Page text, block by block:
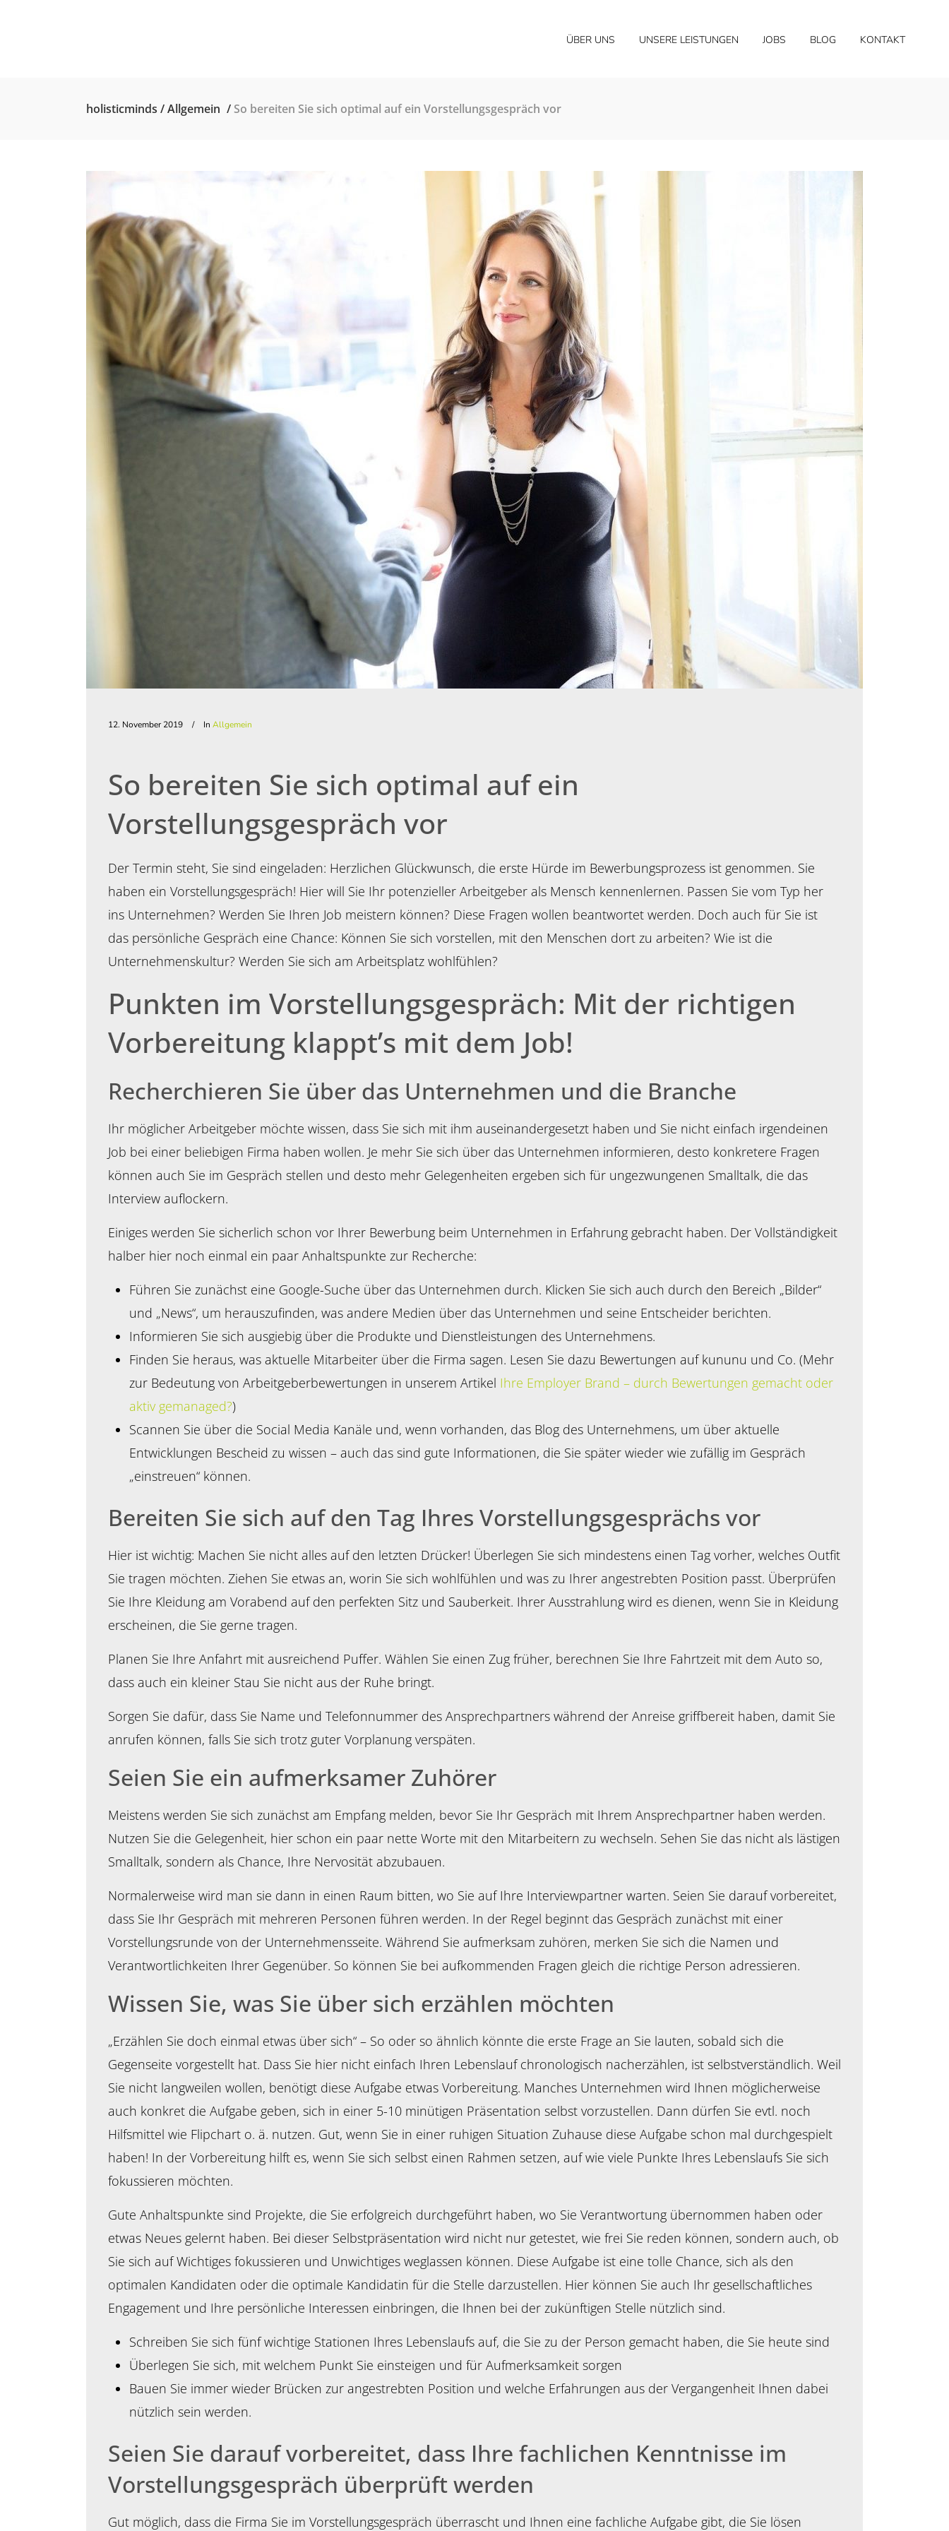
ÜBER UNS UNSERE LEISTUNGEN JOBS BLOG KONTAKT
holisticminds /Allgemein /So bereiten Sie sich optimal auf ein Vorstellungsgespräch vor
12. November 2019 In Allgemein
So bereiten Sie sich optimal auf ein
Vorstellungsgespräch vor
Der Termin steht, Sie sind eingeladen: Herzlichen Glückwunsch, die erste Hürde im Bewerbungsprozess ist genommen. Sie
haben ein Vorstellungsgespräch! Hier will Sie Ihr potenzieller Arbeitgeber als Mensch kennenlernen. Passen Sie vom Typ her
ins Unternehmen? Werden Sie Ihren Job meistern können? Diese Fragen wollen beantwortet werden. Doch auch für Sie ist
das persönliche Gespräch eine Chance: Können Sie sich vorstellen, mit den Menschen dort zu arbeiten? Wie ist die
Unternehmenskultur? Werden Sie sich am Arbeitsplatz wohlfühlen?
Punkten im Vorstellungsgespräch: Mit der richtigen
Vorbereitung klappt’s mit dem Job!
Recherchieren Sie über das Unternehmen und die Branche
Ihr möglicher Arbeitgeber möchte wissen, dass Sie sich mit ihm auseinandergesetzt haben und Sie nicht einfach irgendeinen
Job bei einer beliebigen Firma haben wollen. Je mehr Sie sich über das Unternehmen informieren, desto konkretere Fragen
können auch Sie im Gespräch stellen und desto mehr Gelegenheiten ergeben sich für ungezwungenen Smalltalk, die das
Interview auflockern.
Einiges werden Sie sicherlich schon vor Ihrer Bewerbung beim Unternehmen in Erfahrung gebracht haben. Der Vollständigkeit
halber hier noch einmal ein paar Anhaltspunkte zur Recherche:
Führen Sie zunächst eine Google-Suche über das Unternehmen durch. Klicken Sie sich auch durch den Bereich „Bilder“
und „News“, um herauszufinden, was andere Medien über das Unternehmen und seine Entscheider berichten.
Informieren Sie sich ausgiebig über die Produkte und Dienstleistungen des Unternehmens.
Finden Sie heraus, was aktuelle Mitarbeiter über die Firma sagen. Lesen Sie dazu Bewertungen auf kununu und Co. (Mehr
zur Bedeutung von Arbeitgeberbewertungen in unserem Artikel Ihre Employer Brand – durch Bewertungen gemacht oder
aktiv gemanaged?)
Scannen Sie über die Social Media Kanäle und, wenn vorhanden, das Blog des Unternehmens, um über aktuelle
Entwicklungen Bescheid zu wissen – auch das sind gute Informationen, die Sie später wieder wie zufällig im Gespräch
„einstreuen“ können.
Bereiten Sie sich auf den Tag Ihres Vorstellungsgesprächs vor
Hier ist wichtig: Machen Sie nicht alles auf den letzten Drücker! Überlegen Sie sich mindestens einen Tag vorher, welches Outfit
Sie tragen möchten. Ziehen Sie etwas an, worin Sie sich wohlfühlen und was zu Ihrer angestrebten Position passt. Überprüfen
Sie Ihre Kleidung am Vorabend auf den perfekten Sitz und Sauberkeit. Ihrer Ausstrahlung wird es dienen, wenn Sie in Kleidung
erscheinen, die Sie gerne tragen.
Planen Sie Ihre Anfahrt mit ausreichend Puffer. Wählen Sie einen Zug früher, berechnen Sie Ihre Fahrtzeit mit dem Auto so,
dass auch ein kleiner Stau Sie nicht aus der Ruhe bringt.
Sorgen Sie dafür, dass Sie Name und Telefonnummer des Ansprechpartners während der Anreise griffbereit haben, damit Sie
anrufen können, falls Sie sich trotz guter Vorplanung verspäten.
Seien Sie ein aufmerksamer Zuhörer
Meistens werden Sie sich zunächst am Empfang melden, bevor Sie Ihr Gespräch mit Ihrem Ansprechpartner haben werden.
Nutzen Sie die Gelegenheit, hier schon ein paar nette Worte mit den Mitarbeitern zu wechseln. Sehen Sie das nicht als lästigen
Smalltalk, sondern als Chance, Ihre Nervosität abzubauen.
Normalerweise wird man sie dann in einen Raum bitten, wo Sie auf Ihre Interviewpartner warten. Seien Sie darauf vorbereitet,
dass Sie Ihr Gespräch mit mehreren Personen führen werden. In der Regel beginnt das Gespräch zunächst mit einer
Vorstellungsrunde von der Unternehmensseite. Während Sie aufmerksam zuhören, merken Sie sich die Namen und
Verantwortlichkeiten Ihrer Gegenüber. So können Sie bei aufkommenden Fragen gleich die richtige Person adressieren.
Wissen Sie, was Sie über sich erzählen möchten
„Erzählen Sie doch einmal etwas über sich“ – So oder so ähnlich könnte die erste Frage an Sie lauten, sobald sich die
Gegenseite vorgestellt hat. Dass Sie hier nicht einfach Ihren Lebenslauf chronologisch nacherzählen, ist selbstverständlich. Weil
Sie nicht langweilen wollen, benötigt diese Aufgabe etwas Vorbereitung. Manches Unternehmen wird Ihnen möglicherweise
auch konkret die Aufgabe geben, sich in einer 5-10 minütigen Präsentation selbst vorzustellen. Dann dürfen Sie evtl. noch
Hilfsmittel wie Flipchart o. ä. nutzen. Gut, wenn Sie in einer ruhigen Situation Zuhause diese Aufgabe schon mal durchgespielt
haben! In der Vorbereitung hilft es, wenn Sie sich selbst einen Rahmen setzen, auf wie viele Punkte Ihres Lebenslaufs Sie sich
fokussieren möchten.
Gute Anhaltspunkte sind Projekte, die Sie erfolgreich durchgeführt haben, wo Sie Verantwortung übernommen haben oder
etwas Neues gelernt haben. Bei dieser Selbstpräsentation wird nicht nur getestet, wie frei Sie reden können, sondern auch, ob
Sie sich auf Wichtiges fokussieren und Unwichtiges weglassen können. Diese Aufgabe ist eine tolle Chance, sich als den
optimalen Kandidaten oder die optimale Kandidatin für die Stelle darzustellen. Hier können Sie auch Ihr gesellschaftliches
Engagement und Ihre persönliche Interessen einbringen, die Ihnen bei der zukünftigen Stelle nützlich sind.
Schreiben Sie sich fünf wichtige Stationen Ihres Lebenslaufs auf, die Sie zu der Person gemacht haben, die Sie heute sind
Überlegen Sie sich, mit welchem Punkt Sie einsteigen und für Aufmerksamkeit sorgen
Bauen Sie immer wieder Brücken zur angestrebten Position und welche Erfahrungen aus der Vergangenheit Ihnen dabei
nützlich sein werden.
Seien Sie darauf vorbereitet, dass Ihre fachlichen Kenntnisse im
Vorstellungsgespräch überprüft werden
Gut möglich, dass die Firma Sie im Vorstellungsgespräch überrascht und Ihnen eine fachliche Aufgabe gibt, die Sie lösen